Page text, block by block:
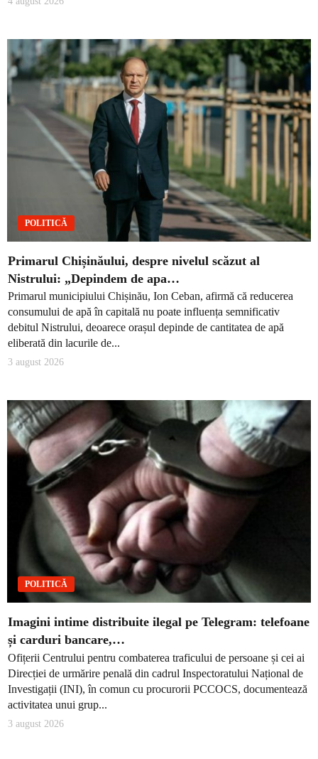
POLITICĂ
Primarul Chișinăului, despre nivelul scăzut al
Nistrului: „Depindem de apa…
Primarul municipiului Chișinău, Ion Ceban, afirmă că reducerea
consumului de apă în capitală nu poate influența semnificativ
debitul Nistrului, deoarece orașul depinde de cantitatea de apă
eliberată din lacurile de...
3 august 2026
POLITICĂ
Imagini intime distribuite ilegal pe Telegram: telefoane
și carduri bancare,…
Ofițerii Centrului pentru combaterea traficului de persoane și cei ai
Direcției de urmărire penală din cadrul Inspectoratului Național de
Investigații (INI), în comun cu procurorii PCCOCS, documentează
activitatea unui grup...
3 august 2026